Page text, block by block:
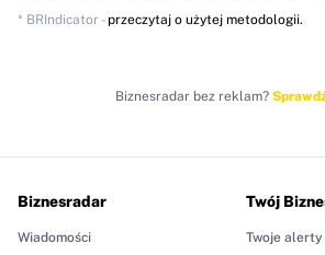
* BRIndicator - przeczytaj o użytej metodologii.
Biznesradar bez reklam?
Biznesradar
Wiadomości
Twój
Twoje alerty